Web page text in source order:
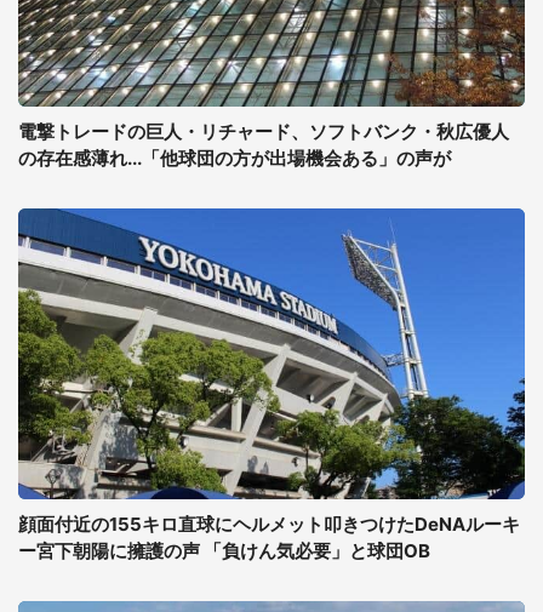
電撃トレードの巨人・リチャード、ソフトバンク・秋広優人
の存在感薄れ...「他球団の方が出場機会ある」の声が
顔面付近の155キロ直球にヘルメット叩きつけたDeNAルーキ
ー宮下朝陽に擁護の声 「負けん気必要」と球団OB